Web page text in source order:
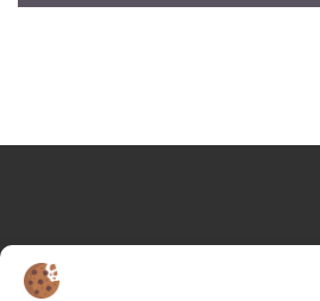
NOS COORDONNÉES